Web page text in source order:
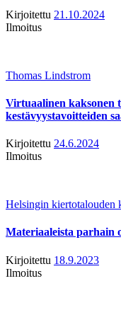
Kirjoitettu 21.10.2024
Ilmoitus
Thomas Lindstrom
Virtuaalinen kaksonen
kestävyystavoitteiden
Kirjoitettu 24.6.2024
Ilmoitus
Helsingin kiertotalouden
Materiaaleista parhain
Kirjoitettu 18.9.2023
Ilmoitus